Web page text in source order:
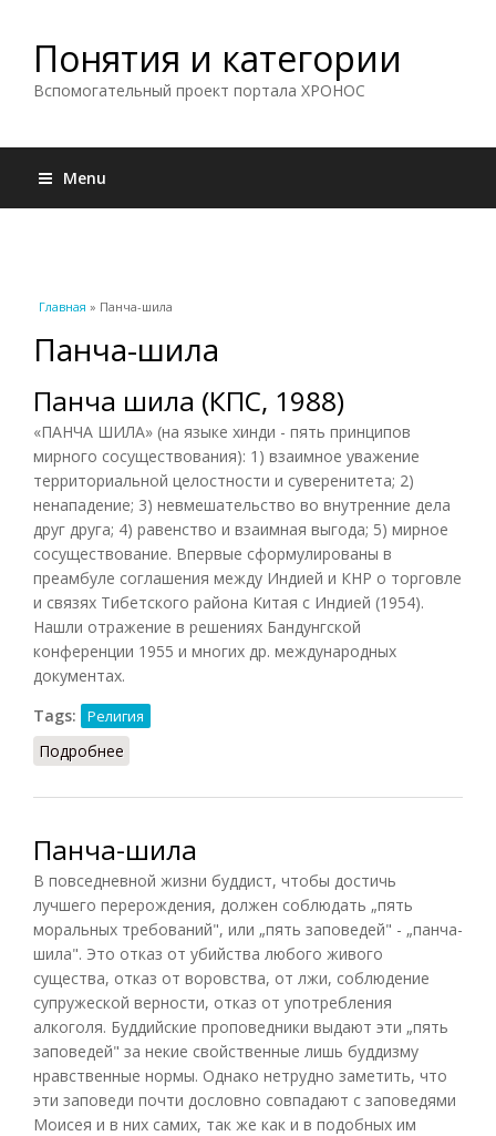
Понятия и категории
Вспомогательный проект портала ХРОНОС
Menu
Вы здесь
Главная » Панча-шила
Панча-шила
Панча шила (КПС, 1988)
«ПАНЧА ШИЛА» (на языке хинди - пять принципов
мирного сосуществования): 1) взаимное уважение
территориальной целостности и суверенитета; 2)
ненападение; 3) невмешательство во внутренние дела
друг друга; 4) равенство и взаимная выгода; 5) мирное
сосуществование. Впервые сформулированы в
преамбуле соглашения между Индией и КНР о торговле
и связях Тибетского района Китая с Индией (1954).
Нашли отражение в решениях Бандунгской
конференции 1955 и многих др. международных
документах.
Tags:
Религия
Подробнее
Панча-шила
В повседневной жизни буддист, чтобы достичь
лучшего перерождения, должен соблюдать „пять
моральных требований", или „пять заповедей" - „панча-
шила". Это отказ от убийства любого живого
существа, отказ от воровства, от лжи, соблюдение
супружеской верности, отказ от употребления
алкоголя. Буддийские проповедники выдают эти „пять
заповедей" за некие свойственные лишь буддизму
нравственные нормы. Однако нетрудно заметить, что
эти заповеди почти дословно совпадают с заповедями
Моисея и в них самих, так же как и в подобных им